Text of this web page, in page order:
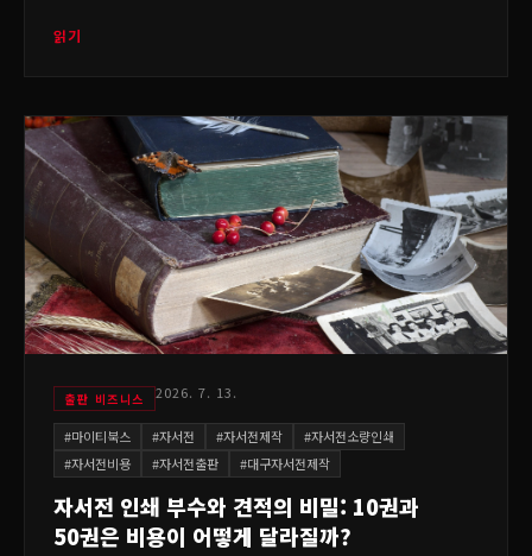
읽기
출판 비즈니스 2026. 7. 13.
#마이티북스 #자서전 #자서전제작 #자서전소량인쇄
#자서전비용 #자서전출판 #대구자서전제작
자서전 인쇄 부수와 견적의 비밀: 10권과
50권은 비용이 어떻게 달라질까?